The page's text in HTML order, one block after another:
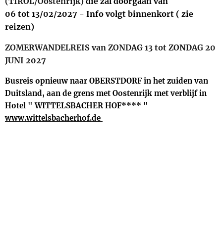
06 tot 13/02/2027 - Info volgt binnenkort ( zie
reizen)
ZOMERWANDELREIS van ZONDAG 13 tot ZONDAG 20
JUNI 2027
Busreis opnieuw naar OBERSTDORF in het zuiden van
Duitsland, aan de grens met Oostenrijk met verblijf in
Hotel " WITTELSBACHER HOF**** "
www.wittelsbacherhof.de